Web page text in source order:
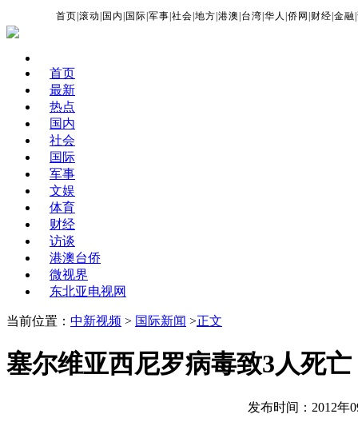
首页 |滚动 国内 国际 |军事 |社会 |地方 |港澳 台湾 |华人 |侨网 财经 |金融 |
首页
最新
热点
国内
社会
国际
军事
文娱
体育
财经
访谈
港澳台侨
微视界
东北亚电视网
当前位置： 中新视频 > 国际新闻 >正文
塞尔维亚西尼罗病毒致3人死亡
发布时间：2012年